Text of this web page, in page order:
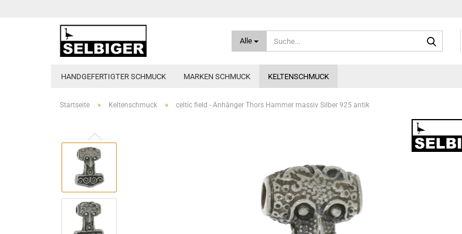
Alle
HANDGEFERTIGTER SCHMUCK MARKEN SCHMUCK KELTENSCHMUCK
Startseite » Keltenschmuck » celtic field - Anhänger Thors Hammer massiv Silber 925 antik